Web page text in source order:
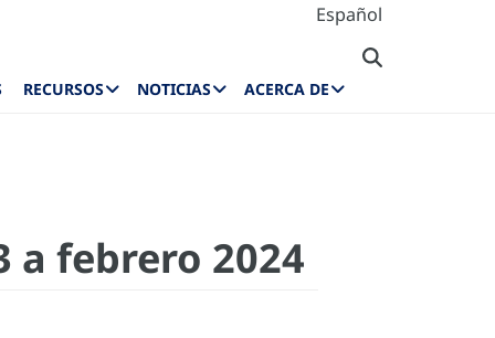
Español
RECURSOS NOTICIAS ACERCA DE
febrero 2024